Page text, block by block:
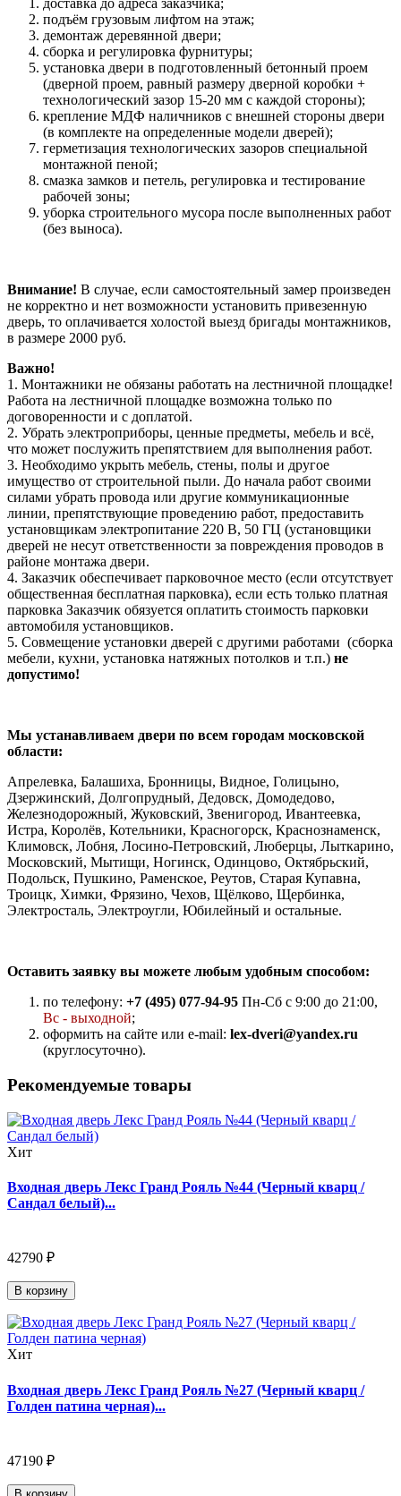
доставка до адреса заказчика;
подъём грузовым лифтом на этаж;
демонтаж деревянной двери;
сборка и регулировка фурнитуры;
установка двери в подготовленный бетонный проем
(дверной проем, равный размеру дверной коробки +
технологический зазор 15-20 мм с каждой стороны);
крепление МДФ наличников с внешней стороны двери
(в комплекте на определенные модели дверей);
герметизация технологических зазоров специальной
монтажной пеной;
смазка замков и петель, регулировка и тестирование
рабочей зоны;
уборка строительного мусора после выполненных работ
(без выноса).
Внимание! В случае, если самостоятельный замер произведен
не корректно и нет возможности установить привезенную
дверь, то оплачивается холостой выезд бригады монтажников,
в размере 2000 руб.
Важно!
1. Монтажники не обязаны работать на лестничной площадке!
Работа на лестничной площадке возможна только по
договоренности и с доплатой.
2. Убрать электроприборы, ценные предметы, мебель и всё,
что может послужить препятствием для выполнения работ.
3. Необходимо укрыть мебель, стены, полы и другое
имущество от строительной пыли. До начала работ своими
силами убрать провода или другие коммуникационные
линии, препятствующие проведению работ, предоставить
установщикам электропитание 220 В, 50 ГЦ (установщики
дверей не несут ответственности за повреждения проводов в
районе монтажа двери.
4. Заказчик обеспечивает парковочное место (если отсутствует
общественная бесплатная парковка), если есть только платная
парковка Заказчик обязуется оплатить стоимость парковки
автомобиля установщиков.
5. Совмещение установки дверей с другими работами (сборка
мебели, кухни, установка натяжных потолков и т.п.) не
допустимо!
Мы устанавливаем двери по всем городам московской
области:
Апрелевка, Балашиха, Бронницы, Видное, Голицыно,
Дзержинский, Долгопрудный, Дедовск, Домодедово,
Железнодорожный, Жуковский, Звенигород, Ивантеевка,
Истра, Королёв, Котельники, Красногорск, Краснознаменск,
Климовск, Лобня, Лосино-Петровский, Люберцы, Лыткарино,
Московский, Мытищи, Ногинск, Одинцово, Октябрьский,
Подольск, Пушкино, Раменское, Реутов, Старая Купавна,
Троицк, Химки, Фрязино, Чехов, Щёлково, Щербинка,
Электросталь, Электроугли, Юбилейный и остальные.
Оставить заявку вы можете любым удобным способом:
по телефону: +7 (495) 077-94-95 Пн-Сб с 9:00 до 21:00,
Вс - выходной;
оформить на сайте или e-mail: lex-dveri@yandex.ru
(круглосуточно).
Рекомендуемые товары
Хит
Входная дверь Лекс Гранд Рояль №44 (Черный кварц /
Сандал белый)...
42790 ₽
В корзину
Хит
Входная дверь Лекс Гранд Рояль №27 (Черный кварц /
Голден патина черная)...
47190 ₽